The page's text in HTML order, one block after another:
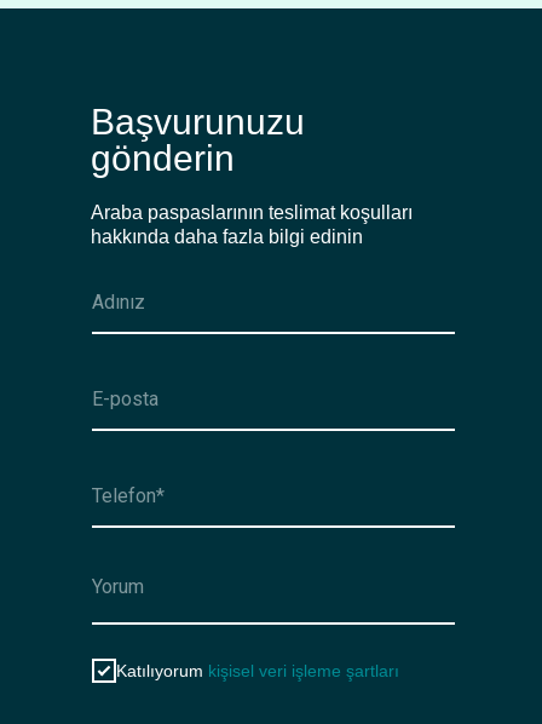
Araba paspaslarının teslimat koşulları
hakkında daha fazla bilgi edinin
Başvurunuzu
gönderin
Katılıyorum kişisel veri işleme şartları